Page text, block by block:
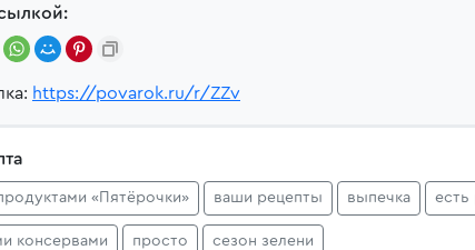
https://povarok.ru/r/ZZv
«Пятёрочки» ваши рецепты выпечка есть
консервами просто сезон зелени